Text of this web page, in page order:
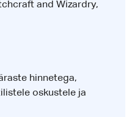
and Wizardry,
hinnetega,
oskustele ja